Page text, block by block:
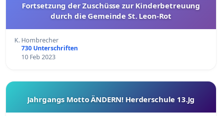
Fortsetzung der Zuschüsse zur Kinderbetreuung
durch die Gemeinde St. Leon-Rot
K. Hombrecher
730 Unterschriften
10 Feb 2023
Jahrgangs Motto ÄNDERN! Herderschule 13.Jg